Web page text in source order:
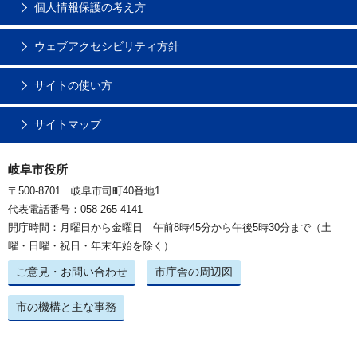
個人情報保護の考え方
ウェブアクセシビリティ方針
サイトの使い方
サイトマップ
岐阜市役所
〒500-8701 岐阜市司町40番地1
代表電話番号：058-265-4141
開庁時間：月曜日から金曜日 午前8時45分から午後5時30分まで（土
曜・日曜・祝日・年末年始を除く）
ご意見・お問い合わせ 市庁舎の周辺図
市の機構と主な事務